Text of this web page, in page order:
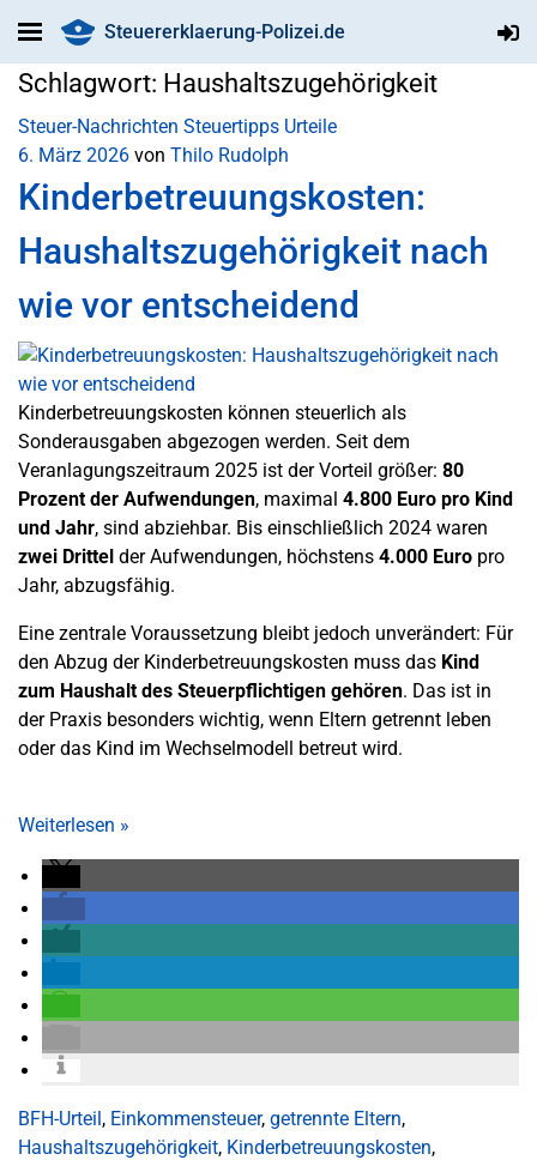
Steuererklaerung-Polizei.de
Schlagwort: Haushaltszugehörigkeit
Steuer-Nachrichten Steuertipps Urteile
6. März 2026 von Thilo Rudolph
Kinderbetreuungskosten:
Haushaltszugehörigkeit nach
wie vor entscheidend
Kinderbetreuungskosten können steuerlich als
Sonderausgaben abgezogen werden. Seit dem
Veranlagungszeitraum 2025 ist der Vorteil größer: 80
Prozent der Aufwendungen, maximal 4.800 Euro pro Kind
und Jahr, sind abziehbar. Bis einschließlich 2024 waren
zwei Drittel der Aufwendungen, höchstens 4.000 Euro pro
Jahr, abzugsfähig.
Eine zentrale Voraussetzung bleibt jedoch unverändert: Für
den Abzug der Kinderbetreuungskosten muss das Kind
zum Haushalt des Steuerpflichtigen gehören. Das ist in
der Praxis besonders wichtig, wenn Eltern getrennt leben
oder das Kind im Wechselmodell betreut wird.
Weiterlesen »
BFH-Urteil, Einkommensteuer, getrennte Eltern,
Haushaltszugehörigkeit, Kinderbetreuungskosten,